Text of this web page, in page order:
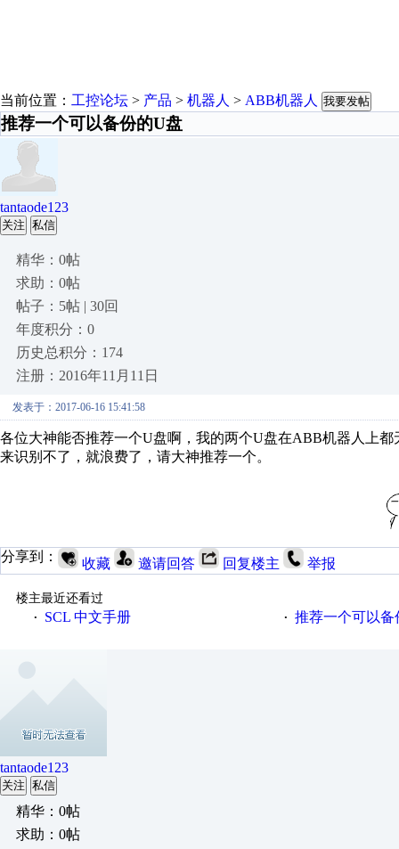
当前位置： 工控论坛 > 产品 > 机器人 > ABB机器人 我要发帖
推荐一个可以备份的U盘
tantaode123
关注 私信
精华：0帖
求助：0帖
帖子：5帖 | 30回
年度积分：0
历史总积分：174
注册：2016年11月11日
发表于：2017-06-16 15:41:58
各位大神能否推荐一个U盘啊，我的两个U盘在ABB机器人上
来识别不了，就浪费了，请大神推荐一个。
分享到： 收藏 邀请回答 回复楼主 举报
楼主最近还看过
·
SCL 中文手册 · 推荐一个可以备
tantaode123
关注 私信
精华：0帖
求助：0帖